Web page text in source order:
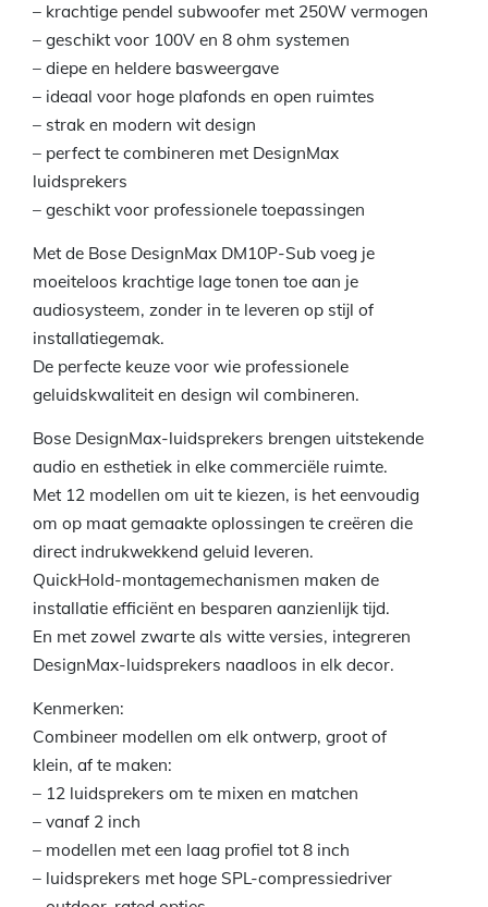
– krachtige pendel subwoofer met 250W vermogen
– geschikt voor 100V en 8 ohm systemen
– diepe en heldere basweergave
– ideaal voor hoge plafonds en open ruimtes
– strak en modern wit design
– perfect te combineren met DesignMax
luidsprekers
– geschikt voor professionele toepassingen
Met de Bose DesignMax DM10P-Sub voeg je
moeiteloos krachtige lage tonen toe aan je
audiosysteem, zonder in te leveren op stijl of
installatiegemak.
De perfecte keuze voor wie professionele
geluidskwaliteit en design wil combineren.
Bose DesignMax-luidsprekers brengen uitstekende
audio en esthetiek in elke commerciële ruimte.
Met 12 modellen om uit te kiezen, is het eenvoudig
om op maat gemaakte oplossingen te creëren die
direct indrukwekkend geluid leveren.
QuickHold-montagemechanismen maken de
installatie efficiënt en besparen aanzienlijk tijd.
En met zowel zwarte als witte versies, integreren
DesignMax-luidsprekers naadloos in elk decor.
Kenmerken:
Combineer modellen om elk ontwerp, groot of
klein, af te maken:
– 12 luidsprekers om te mixen en matchen
– vanaf 2 inch
– modellen met een laag profiel tot 8 inch
– luidsprekers met hoge SPL-compressiedriver